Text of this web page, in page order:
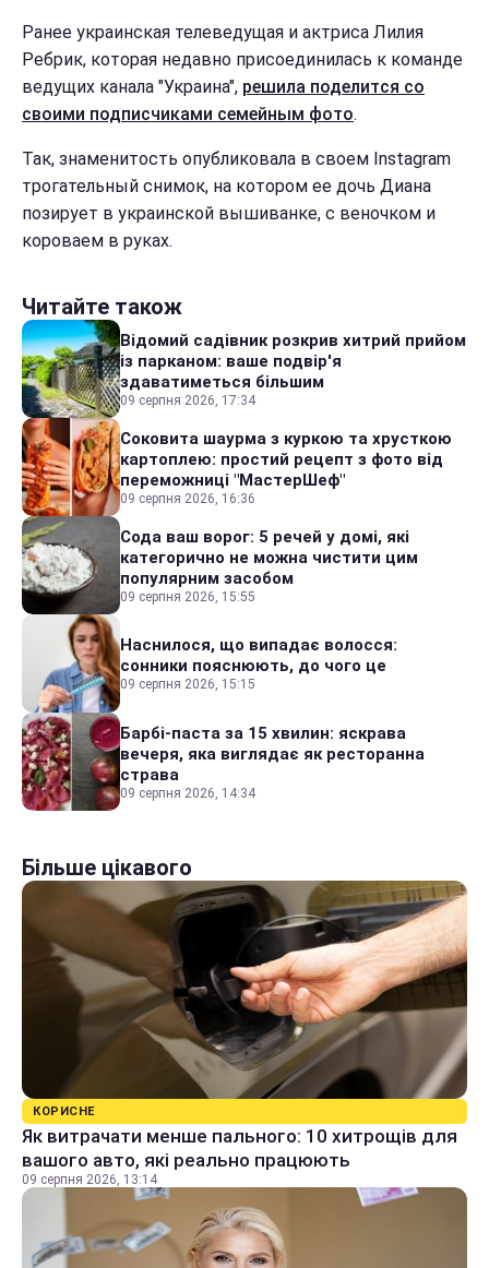
Ранее украинская телеведущая и актриса Лилия
Ребрик, которая недавно присоединилась к команде
ведущих канала "Украина", решила поделится со
своими подписчиками семейным фото.
Так, знаменитость опубликовала в своем Instagram
трогательный снимок, на котором ее дочь Диана
позирует в украинской вышиванке, с веночком и
короваем в руках.
Читайте також
Відомий садівник розкрив хитрий прийом
із парканом: ваше подвір'я
здаватиметься більшим
09 серпня 2026, 17:34
Соковита шаурма з куркою та хрусткою
картоплею: простий рецепт з фото від
переможниці "МастерШеф"
09 серпня 2026, 16:36
Сода ваш ворог: 5 речей у домі, які
категорично не можна чистити цим
популярним засобом
09 серпня 2026, 15:55
Наснилося, що випадає волосся:
сонники пояснюють, до чого це
09 серпня 2026, 15:15
Барбі-паста за 15 хвилин: яскрава
вечеря, яка виглядає як ресторанна
страва
09 серпня 2026, 14:34
Більше цікавого
КОРИСНЕ
Як витрачати менше пального: 10 хитрощів для
вашого авто, які реально працюють
09 серпня 2026, 13:14